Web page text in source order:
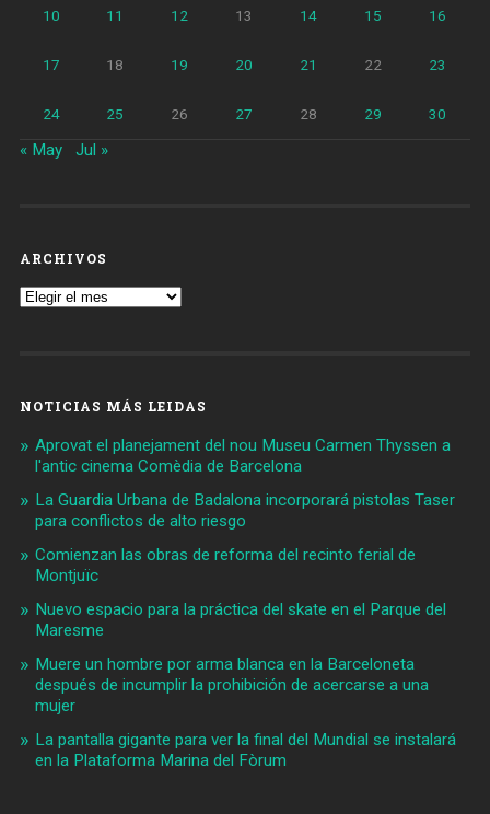
10 11 12 13 14 15 16
17 18 19 20 21 22 23
24 25 26 27 28 29 30
« May Jul »
ARCHIVOS
Archivos
NOTICIAS MÁS LEIDAS
Aprovat el planejament del nou Museu Carmen Thyssen a
l'antic cinema Comèdia de Barcelona
La Guardia Urbana de Badalona incorporará pistolas Taser
para conflictos de alto riesgo
Comienzan las obras de reforma del recinto ferial de
Montjuïc
Nuevo espacio para la práctica del skate en el Parque del
Maresme
Muere un hombre por arma blanca en la Barceloneta
después de incumplir la prohibición de acercarse a una
mujer
La pantalla gigante para ver la final del Mundial se instalará
en la Plataforma Marina del Fòrum